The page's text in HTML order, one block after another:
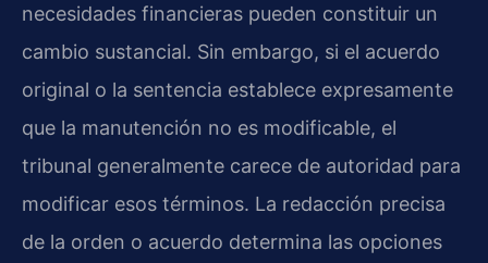
necesidades financieras pueden constituir un
cambio sustancial. Sin embargo, si el acuerdo
original o la sentencia establece expresamente
que la manutención no es modificable, el
tribunal generalmente carece de autoridad para
modificar esos términos. La redacción precisa
de la orden o acuerdo determina las opciones